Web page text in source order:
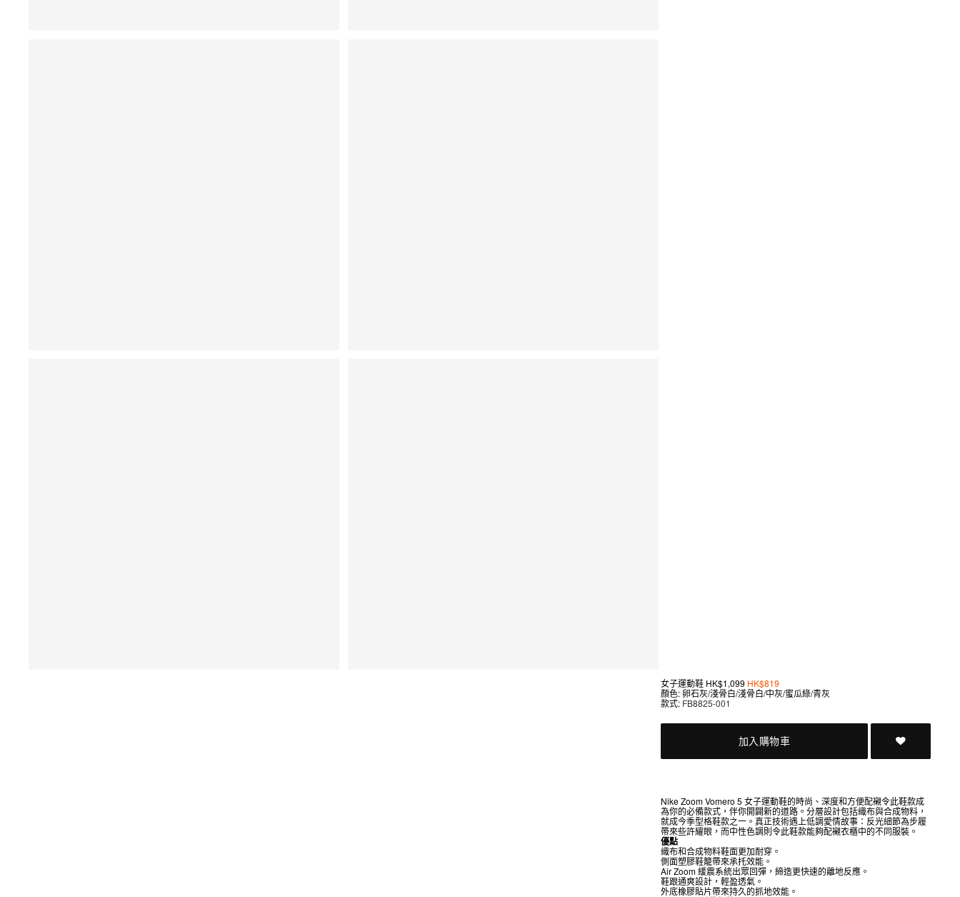
女子運動鞋 HK$1,099 HK$819
顏色: 卵石灰/淺骨白/淺骨白/中灰/蜜瓜綠/青灰
款式: FB8825-001
加入購物車
Nike Zoom Vomero 5 女子運動鞋的時尚、深度和方便配襯令此鞋款成
為你的必備款式，伴你開闢新的道路。分層設計包括織布與合成物料，
就成今季型格鞋款之一。真正技術遇上低調愛情故事：反光細節為步履
帶來些許耀眼，而中性色調則令此鞋款能夠配襯衣櫃中的不同服裝。
優點
織布和合成物料鞋面更加耐穿。
側面塑膠鞋籠帶來承托效能。
Air Zoom 緩震系統出眾回彈，締造更快速的離地反應。
鞋跟通爽設計，輕盈透氣。
外底橡膠貼片帶來持久的抓地效能。